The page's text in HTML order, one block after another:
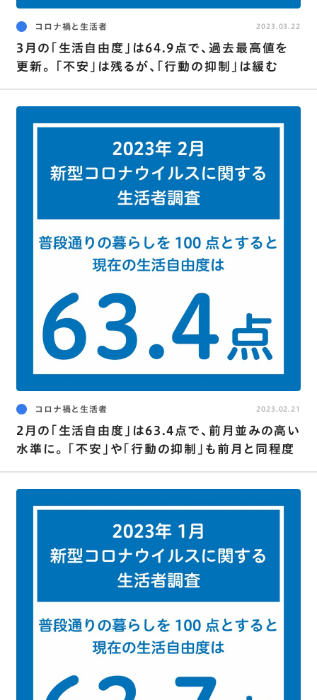
コロナ禍と生活者
3月の｢生活自由度｣は64.9点で､過去最高値を
更新｡ ｢不安｣は残るが､｢行動の抑制｣は緩む
2023.03.22
コロナ禍と生活者
2月の｢生活自由度｣は63.4点で､前月並みの高い
水準に｡ ｢不安｣や｢行動の抑制｣も前月と同程度
2023.02.21